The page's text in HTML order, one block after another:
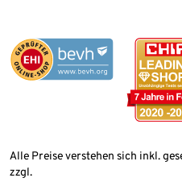
Alle Preise verstehen sich inkl.
zzgl.